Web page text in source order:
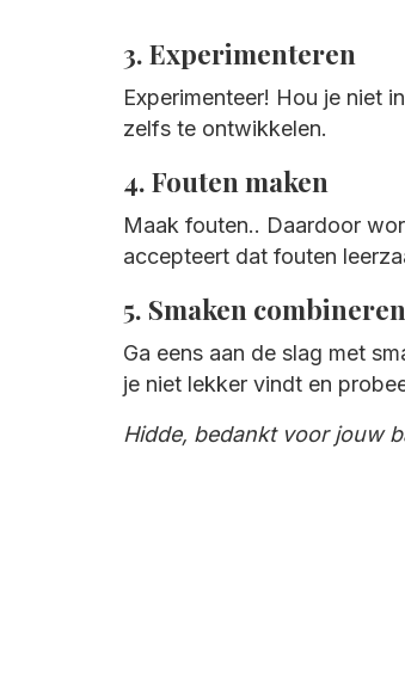
3. Experimenteren
Experimenteer! Hou je niet
zelfs te ontwikkelen.
4. Fouten maken
Maak fouten.. Daardoor
accepteert dat fouten
5. Smaken combineren
Ga eens aan de slag met
je niet lekker vindt en
Hidde, bedankt voor jouw